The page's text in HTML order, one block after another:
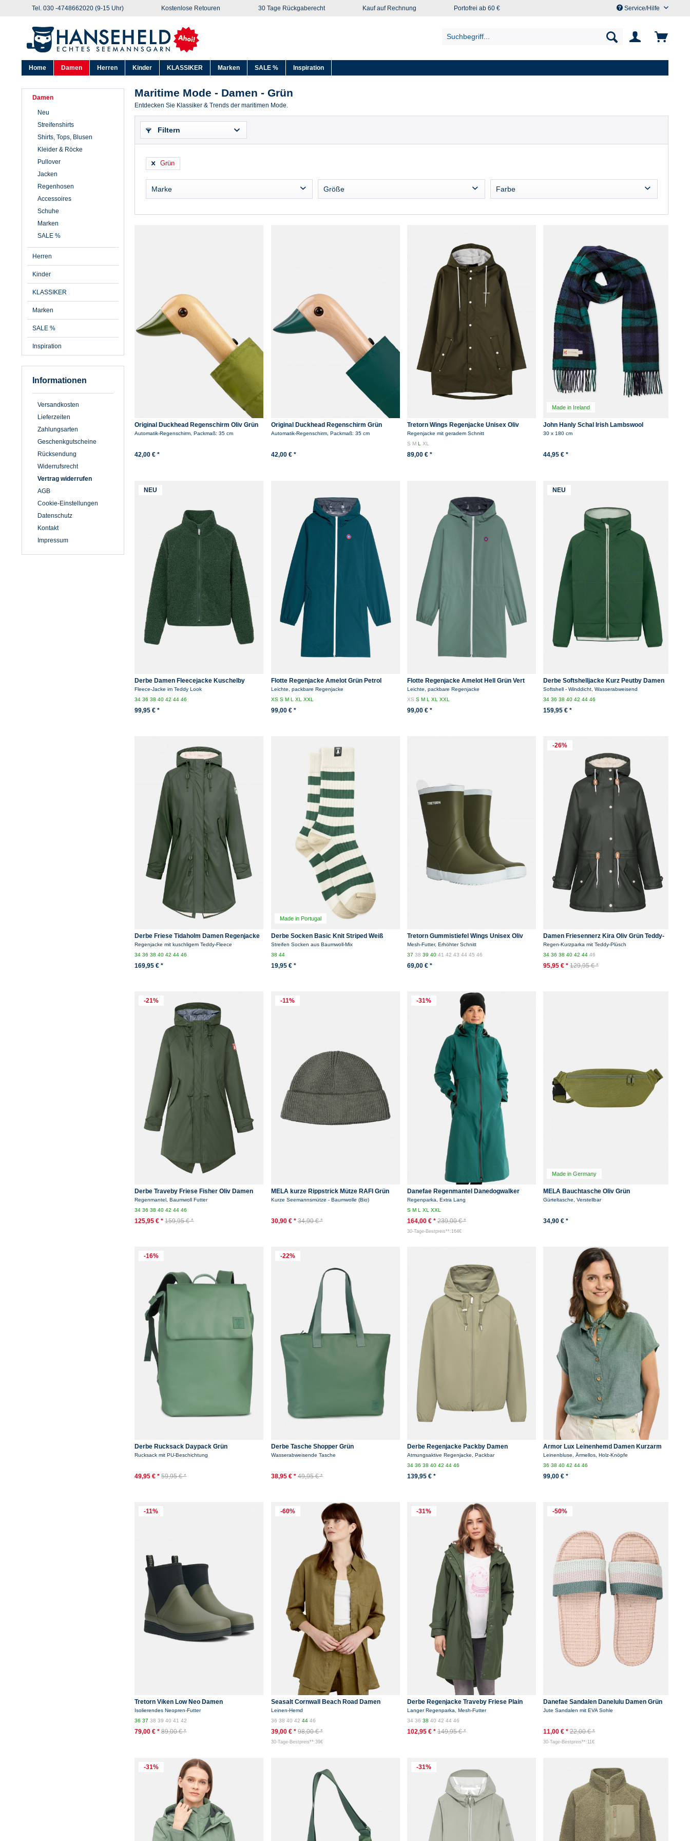
Tel. 030 -4748662020 (9-15 Uhr) Kostenlose Retouren 30 Tage Rückgaberecht Kauf auf Rechnung Portofrei ab 60 € Service/Hilfe
Home Damen Herren Kinder KLASSIKER Marken SALE % Inspiration
Damen
Neu
Streifenshirts
Shirts, Tops, Blusen
Kleider & Röcke
Pullover
Jacken
Regenhosen
Accessoires
Schuhe
Marken
SALE %
Herren
Kinder
KLASSIKER
Marken
SALE %
Inspiration
Informationen
Versandkosten
Lieferzeiten
Zahlungsarten
Geschenkgutscheine
Rücksendung
Widerrufsrecht
Vertrag widerrufen
AGB
Cookie-Einstellungen
Datenschutz
Kontakt
Impressum
Maritime Mode - Damen - Grün
Entdecken Sie Klassiker & Trends der maritimen Mode.
Filtern
Grün
Marke
Ahoi Marie
derbe
Don Fisher
ERIBE
Fiebig
Grand Step Shoes
MELA
Tretorn
VERBENAS
Übernehmen
Größe
34 (XS)
Übernehmen
Farbe
Beige
Oliv
Gelb
Rosa
Orange
Braun
Weiß
Petrol
Türkis
Übernehmen
Original Duckhead Regenschirm Oliv Grün
Automatik-Regenschirm, Packmaß: 35 cm
42,00 € *
Original Duckhead Regenschirm Grün
Automatik-Regenschirm, Packmaß: 35 cm
42,00 € *
Tretorn Wings Regenjacke Unisex Oliv
Grün
Regenjacke mit geradem Schnitt
S M L XL
89,00 € *
Made in Ireland
John Hanly Schal Irish Lambswool
Schwarz Grün Kariert Tartan
30 x 180 cm
44,95 € *
NEU
Derbe Damen Fleecejacke Kuschelby
Grün Teddy
Fleece-Jacke im Teddy Look
34363840424446
99,95 € *
Flotte Regenjacke Amelot Grün Petrol
Sapin
Leichte, packbare Regenjacke
XS S M L XL XXL
99,00 € *
Flotte Regenjacke Amelot Hell Grün Vert
Parka
Leichte, packbare Regenjacke
XS S M L XL XXL
99,00 € *
NEU
Derbe Softshelljacke Kurz Peutby Damen
Grün
Softshell - Winddicht, Wasserabweisend
34 36 38 40 42 44 46
159,95 € *
Derbe Friese Tidaholm Damen Regenjacke
Oliv Gefüttert
Regenjacke mit kuschligem Teddy-Fleece
34363840424446
169,95 € *
Made in Portugal
Derbe Socken Basic Knit Striped Weiß
Grün Gestreift
Streifen Socken aus Baumwoll-Mix
38 44
19,95 € *
Tretorn Gummistiefel Wings Unisex Oliv
Grün
Mesh-Futter, Erhöhter Schnitt
37 38 39 40 41 42 43 44 45 46
69,00 € *
-26%
Damen Friesennerz Kira Oliv Grün Teddy-
Futter
Regen-Kurzparka mit Teddy-Plüsch
34 36 38 40 42 44 46
95,95 € * 129,95 € *
-21%
Derbe Traveby Friese Fisher Oliv Damen
Regenjacke Nachhaltig
Regenmantel, Baumwoll Futter
34363840424446
125,95 € * 159,95 € *
-11%
MELA kurze Rippstrick Mütze RAFI Grün
Melange Dockermütze Oliv
Kurze Seemannsmütze - Baumwolle (Bio)
30,90 € * 34,90 € *
-31%
Danefae Regenmantel Danedogwalker
Damen Grün
Regenparka, Extra Lang
S M L XL XXL
164,00 € * 239,00 € *
30-Tage-Bestpreis**:164€
Made in Germany
MELA Bauchtasche Oliv Grün
Gürteltasche, Verstellbar
34,90 € *
-16%
Derbe Rucksack Daypack Grün
Rucksack mit PU-Beschichtung
49,95 € * 59,95 € *
-22%
Derbe Tasche Shopper Grün
Wasserabweisende Tasche
38,95 € * 49,95 € *
Derbe Regenjacke Packby Damen
Hellgrün Packbar
Atmungsaktive Regenjacke, Packbar
34 36 38 40 42 44 46
139,95 € *
Armor Lux Leinenhemd Damen Kurzarm
Hellgrün
Leinenbluse, Ärmellos, Holz-Knöpfe
36 38 40 42 44 46
99,00 € *
-11%
Tretorn Viken Low Neo Damen
Gummistiefel Oliv Field Green
Isolierendes Neopren-Futter
36373839404142
79,00 € * 89,00 € *
-60%
Seasalt Cornwall Beach Road Damen
Bluse Oliv Grün Leinen
Leinen-Hemd
36 38 40 42 44 46
39,00 € * 98,00 € *
30-Tage-Bestpreis**:39€
-31%
Derbe Regenjacke Traveby Friese Plain
Damen Grün Oliv
Langer Regenparka, Mesh-Futter
34 36 38 40 42 44 46
102,95 € * 149,95 € *
-50%
Danefae Sandalen Danelulu Damen Grün
Mint Bast Badelatschen
Jute Sandalen mit EVA Sohle
11,00 € * 22,00 € *
30-Tage-Bestpreis**:11€
-31% -31%